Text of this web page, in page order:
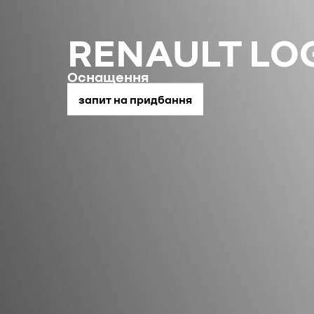
RENAULT
Оснащення
запит на придбання